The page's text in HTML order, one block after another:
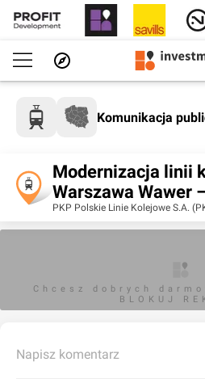
Komunikacja
Modernizacja linii
Warszawa Wawer
PKP Polskie Linie Kolejowe S.A.
Chcesz dobrych
BLOKUJ
Napisz komentarz